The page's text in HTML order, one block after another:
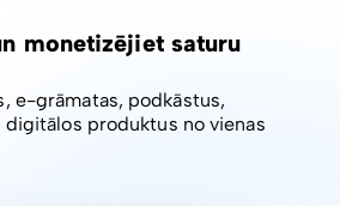
monetizējiet saturu
e-grāmatas, podkāstus,
produktus no vienas